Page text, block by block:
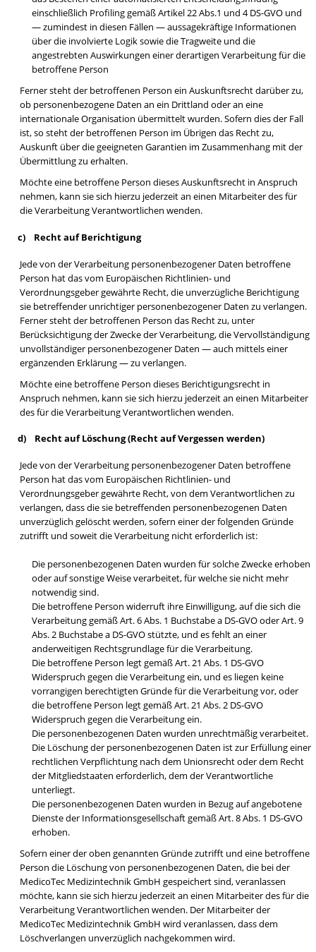
einschließlich Profiling gemäß Artikel 22 Abs.1 und 4 DS-GVO und
— zumindest in diesen Fällen — aussagekräftige Informationen
über die involvierte Logik sowie die Tragweite und die
angestrebten Auswirkungen einer derartigen Verarbeitung für die
betroffene Person
Ferner steht der betroffenen Person ein Auskunftsrecht darüber zu,
ob personenbezogene Daten an ein Drittland oder an eine
internationale Organisation übermittelt wurden. Sofern dies der Fall
ist, so steht der betroffenen Person im Übrigen das Recht zu,
Auskunft über die geeigneten Garantien im Zusammenhang mit der
Übermittlung zu erhalten.
Möchte eine betroffene Person dieses Auskunftsrecht in Anspruch
nehmen, kann sie sich hierzu jederzeit an einen Mitarbeiter des für
die Verarbeitung Verantwortlichen wenden.
c) Recht auf Berichtigung
Jede von der Verarbeitung personenbezogener Daten betroffene
Person hat das vom Europäischen Richtlinien- und
Verordnungsgeber gewährte Recht, die unverzügliche Berichtigung
sie betreffender unrichtiger personenbezogener Daten zu verlangen.
Ferner steht der betroffenen Person das Recht zu, unter
Berücksichtigung der Zwecke der Verarbeitung, die Vervollständigung
unvollständiger personenbezogener Daten — auch mittels einer
ergänzenden Erklärung — zu verlangen.
Möchte eine betroffene Person dieses Berichtigungsrecht in
Anspruch nehmen, kann sie sich hierzu jederzeit an einen Mitarbeiter
des für die Verarbeitung Verantwortlichen wenden.
d) Recht auf Löschung (Recht auf Vergessen werden)
Jede von der Verarbeitung personenbezogener Daten betroffene
Person hat das vom Europäischen Richtlinien- und
Verordnungsgeber gewährte Recht, von dem Verantwortlichen zu
verlangen, dass die sie betreffenden personenbezogenen Daten
unverzüglich gelöscht werden, sofern einer der folgenden Gründe
zutrifft und soweit die Verarbeitung nicht erforderlich ist:
Die personenbezogenen Daten wurden für solche Zwecke erhoben
oder auf sonstige Weise verarbeitet, für welche sie nicht mehr
notwendig sind.
Die betroffene Person widerruft ihre Einwilligung, auf die sich die
Verarbeitung gemäß Art. 6 Abs. 1 Buchstabe a DS-GVO oder Art. 9
Abs. 2 Buchstabe a DS-GVO stützte, und es fehlt an einer
anderweitigen Rechtsgrundlage für die Verarbeitung.
Die betroffene Person legt gemäß Art. 21 Abs. 1 DS-GVO
Widerspruch gegen die Verarbeitung ein, und es liegen keine
vorrangigen berechtigten Gründe für die Verarbeitung vor, oder
die betroffene Person legt gemäß Art. 21 Abs. 2 DS-GVO
Widerspruch gegen die Verarbeitung ein.
Die personenbezogenen Daten wurden unrechtmäßig verarbeitet.
Die Löschung der personenbezogenen Daten ist zur Erfüllung einer
rechtlichen Verpflichtung nach dem Unionsrecht oder dem Recht
der Mitgliedstaaten erforderlich, dem der Verantwortliche
unterliegt.
Die personenbezogenen Daten wurden in Bezug auf angebotene
Dienste der Informationsgesellschaft gemäß Art. 8 Abs. 1 DS-GVO
erhoben.
Sofern einer der oben genannten Gründe zutrifft und eine betroffene
Person die Löschung von personenbezogenen Daten, die bei der
MedicoTec Medizintechnik GmbH gespeichert sind, veranlassen
möchte, kann sie sich hierzu jederzeit an einen Mitarbeiter des für die
Verarbeitung Verantwortlichen wenden. Der Mitarbeiter der
MedicoTec Medizintechnik GmbH wird veranlassen, dass dem
Löschverlangen unverzüglich nachgekommen wird.